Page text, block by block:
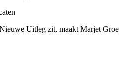
Uitleg zit, maakt Marjet